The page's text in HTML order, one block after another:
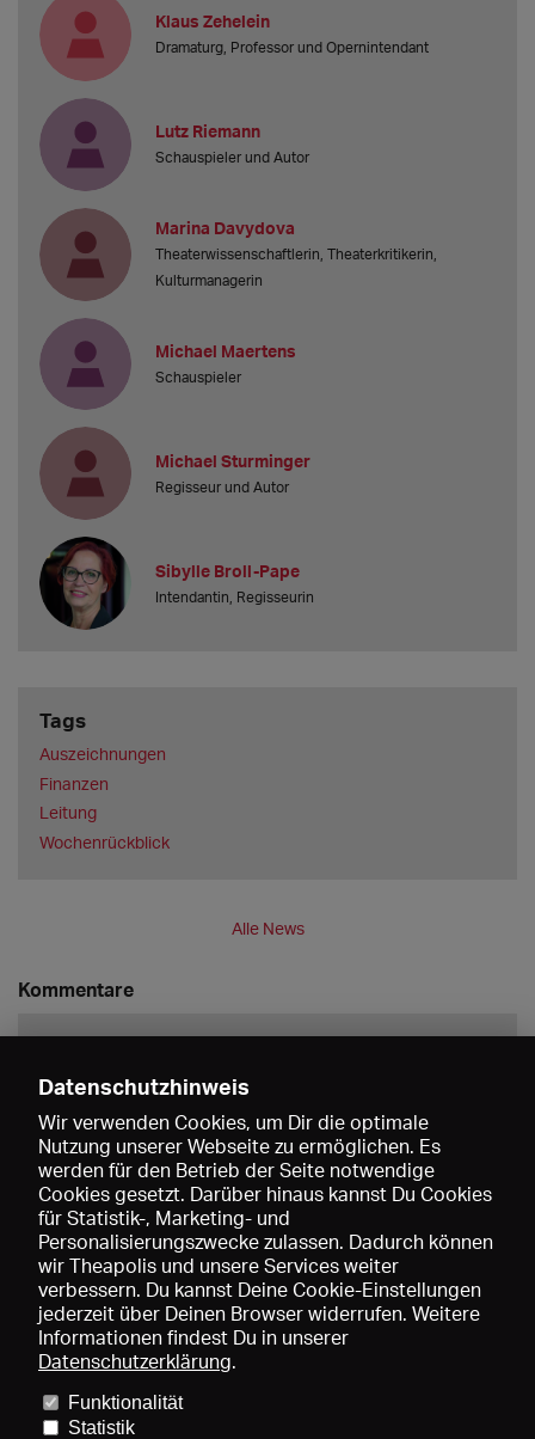
Klaus Zehelein
Dramaturg, Professor und Opernintendant
Lutz Riemann
Schauspieler und Autor
Marina Davydova
Theaterwissenschaftlerin, Theaterkritikerin,
Kulturmanagerin
Michael Maertens
Schauspieler
Michael Sturminger
Regisseur und Autor
Sibylle Broll-Pape
Intendantin, Regisseurin
Tags
Auszeichnungen
Finanzen
Leitung
Wochenrückblick
Alle News
Kommentare
Speichern
Preise und Mitgliedschaften
Datenschutzhinweis
Wir verwenden Cookies, um Dir die optimale
Nutzung unserer Webseite zu ermöglichen. Es
werden für den Betrieb der Seite notwendige
Cookies gesetzt. Darüber hinaus kannst Du Cookies
für Statistik-, Marketing- und
Personalisierungszwecke zulassen. Dadurch können
wir Theapolis und unsere Services weiter
verbessern. Du kannst Deine Cookie-Einstellungen
jederzeit über Deinen Browser widerrufen. Weitere
Informationen findest Du in unserer
Datenschutzerklärung.
Funktionalität
Statistik